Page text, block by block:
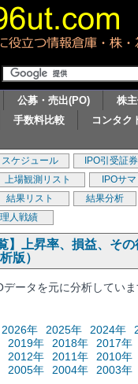
公募・売出(PO) 株
手数料比較 コンタク
スケジュール
IPO引受証
上場観測リスト
IPOサ
結果リスト 結果分析
人戦績
】上昇率、損益、そ
版）
ータを元に分析していま
2026年 2025年 2024年
2019年 2018年 2017年
2012年 2011年 2010年
2005年 2004年 2003年